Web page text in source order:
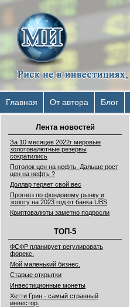
Главная От автора Блог
Лента новостей
За 10 месяцев 2022г мировые
золотовалютные резервы
сократились
Потолок цен на нефть. Дальше рост
цен на нефть ?
Доллар теряет свой вес
Прогноз по фондовому рынку и
золоту на 2023 год от банка UBS
Криптовалюты заметно подросли
ТОП-5
ФСФР планирует регулировать
форекс.
Мой маленький бизнес.
Старые открытки
Инвестиционные монеты
Хетти Грин - самый странный
инвестор.